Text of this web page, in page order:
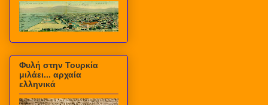
Φυλή στην Τουρκία
μιλάει... αρχαία
ελληνικά